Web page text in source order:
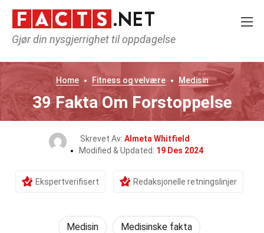
Gjør din nysgjerrighet til oppdagelse
Home Fitness og velvære Medisin
39 Fakta Om Forstoppelse
Skrevet Av: Almeta Whitfield
Modified & Updated: 19 Des 2024
Ekspertverifisert Redaksjonelle retningslinjer
Medisin Medisinske fakta